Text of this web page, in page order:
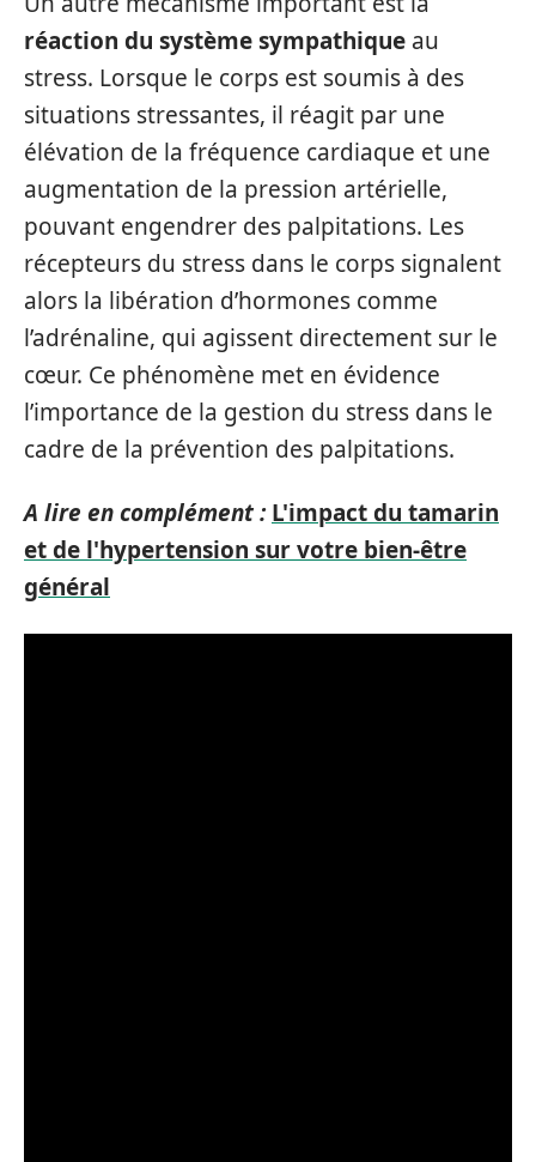
réaction du système sympathique au
stress. Lorsque le corps est soumis à des
situations stressantes, il réagit par une
élévation de la fréquence cardiaque et une
augmentation de la pression artérielle,
pouvant engendrer des palpitations. Les
récepteurs du stress dans le corps signalent
alors la libération d’hormones comme
l’adrénaline, qui agissent directement sur le
cœur. Ce phénomène met en évidence
l’importance de la gestion du stress dans le
cadre de la prévention des palpitations.
A lire en complément : L'impact du tamarin
et de l'hypertension sur votre bien-être
général